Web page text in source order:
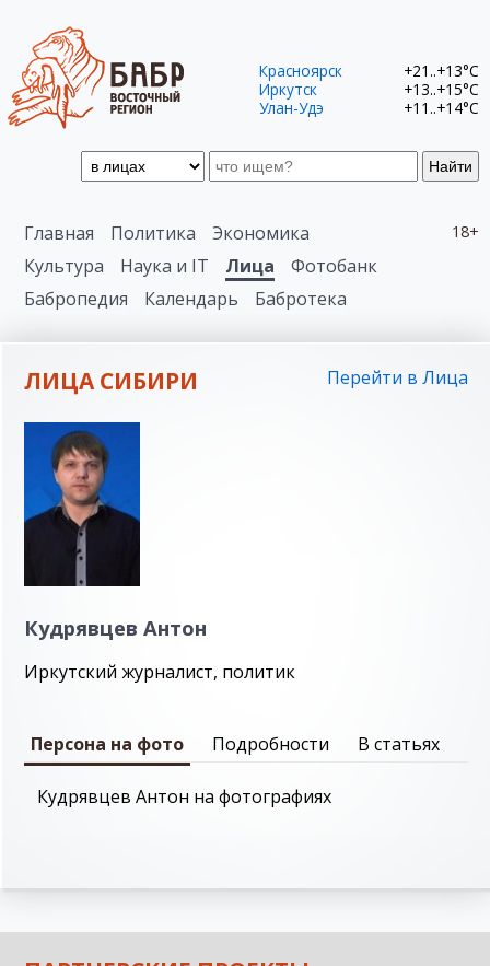
Найти
Красноярск
+21..+13°C
Иркутск
+13..+15°C
Улан-Удэ
+11..+14°C
18+
Главная Политика
Экономика
Культура
Наука и IT Лица
Фотобанк
Бабропедия
Календарь Бабротека
ЛИЦА СИБИРИ Перейти в Лица
Кудрявцев Антон
Иркутский журналист, политик
Персона на фото Подробности В статьях
Кудрявцев Антон на фотографиях